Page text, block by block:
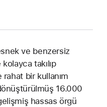
ve benzersiz
takılıp
rahat bir kullanım
16.000
hassas örgü